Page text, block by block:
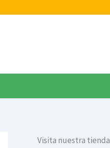
Visita nuestra tienda